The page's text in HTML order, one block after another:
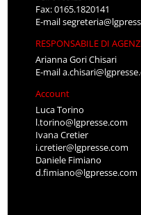
Fax: 0165.1820141
E-mail
RESPONSABILE DI
Arianna Gori Chisari
E-mail
Account
Luca Torino
l.torino@lgpresse.com
Ivana Cretier
i.cretier@lgpresse.com
Daniele Fimiano
d.fimiano@lgpresse.com